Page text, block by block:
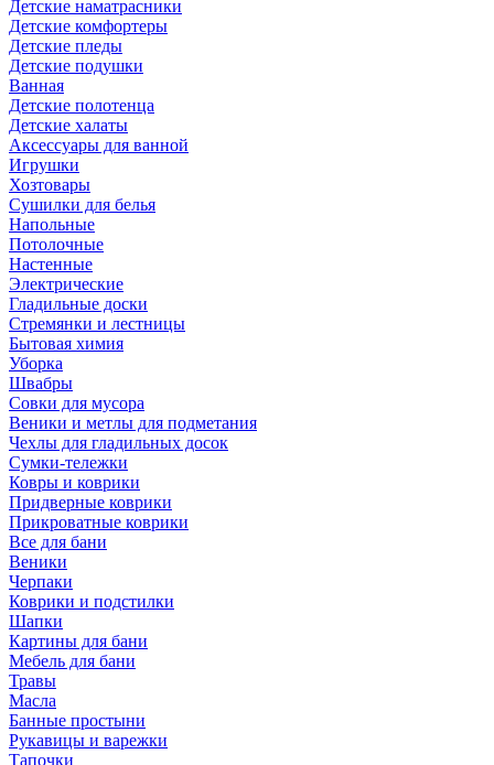
Детские наматрасники
Детские комфортеры
Детские пледы
Детские подушки
Ванная
Детские полотенца
Детские халаты
Аксессуары для ванной
Игрушки
Хозтовары
Сушилки для белья
Напольные
Потолочные
Настенные
Электрические
Гладильные доски
Стремянки и лестницы
Бытовая химия
Уборка
Швабры
Совки для мусора
Веники и метлы для подметания
Чехлы для гладильных досок
Сумки-тележки
Ковры и коврики
Придверные коврики
Прикроватные коврики
Все для бани
Веники
Черпаки
Коврики и подстилки
Шапки
Картины для бани
Мебель для бани
Травы
Масла
Банные простыни
Рукавицы и варежки
Тапочки